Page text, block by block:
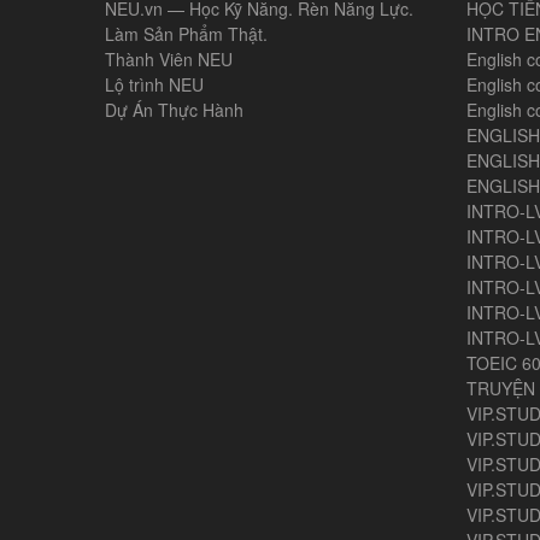
NEU.vn — Học Kỹ Năng. Rèn Năng Lực.
Làm Sản Phẩm Thật.
Thành Viên NEU
Lộ trình NEU
Dự Án Thực Hành
HỌC
INTRO
English
English
English
INTRO-
INTRO-
INTRO-
INTRO-
INTRO-
INTRO-
TOEIC